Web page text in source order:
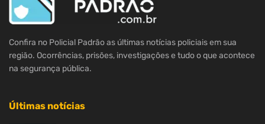
Confira no Policial Padrão as últimas notícias policiais em sua
região. Ocorrências, prisões, investigações e tudo o que acontece
na segurança pública.
Últimas notícias